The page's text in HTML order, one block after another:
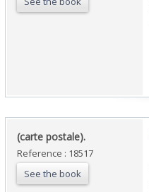
‎(carte postale).‎
Reference : 18517
See the book